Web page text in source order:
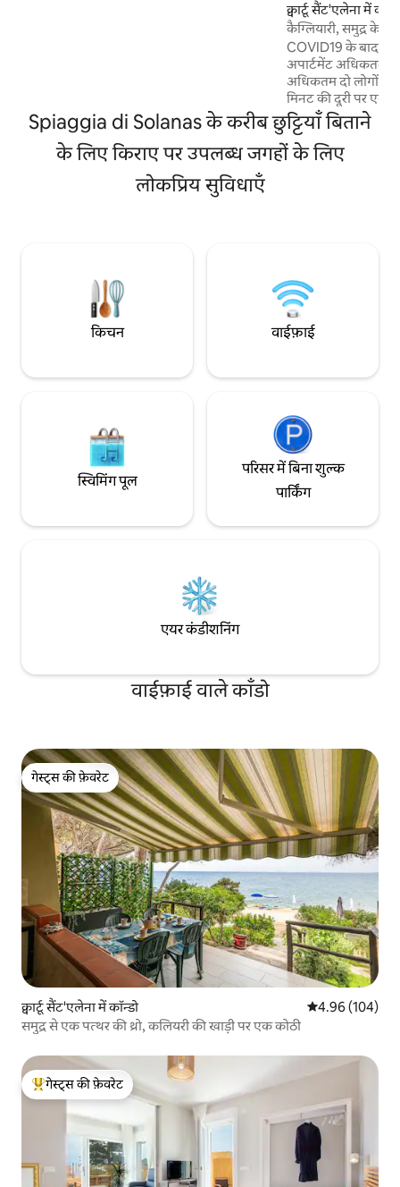
क्वार्टू सैंट'एलेना में कोठी
कैग्लियारी, समुद्र के
COVID19 के बाद
अपार्टमेंट अधिकतम
अधिकतम दो लोगों के
मिनट की दूरी पर एक
इसमें एक डबल बेडरूम,
किचन, लाउंज एरिया,
कंडीशनिंग है। लकड़ी
बना फ़र्नीचर। बगीचे
Spiaggia di Solanas के करीब छुट्टियाँ बिताने
के लिए किराए पर उपलब्ध जगहों के लिए
लोकप्रिय सुविधाएँ
किचन वाईफ़ाई
स्विमिंग पूल
परिसर में बिना शुल्क
पार्किंग
एयर कंडीशनिंग
वाईफ़ाई वाले काँडो
गेस्ट्स की फ़ेवरेट
गेस्ट्स की फ़ेवरेट
क्वार्टू सैंट'एलेना में कॉन्डो औसत रेटिंग 5 में से
4.96 (104)
समुद्र से एक पत्थर की थ्रो, कलियरी की खाड़ी पर एक कोठी
गेस्ट्स का टॉप फ़ेवरेट
गेस्ट्स की फ़ेवरेट